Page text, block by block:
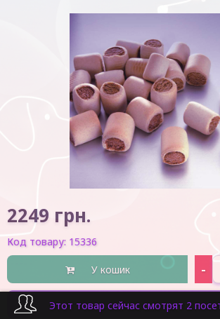
2249 грн.
Код товару: 15336
У кошик -
Швидка покупка
Этот товар сейчас смотрят 2